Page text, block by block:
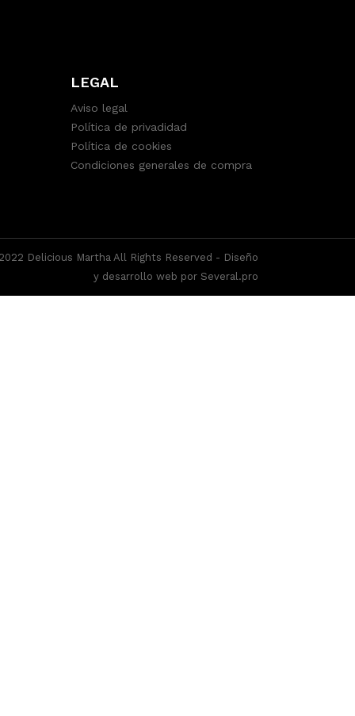
LEGAL
Aviso legal
Política de privadidad
Política de cookies
Condiciones generales de compra
Delicious Martha All Rights Reserved - Diseño
y desarrollo web por Several.pro